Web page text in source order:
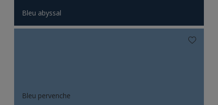
Bleu abyssal
Bleu pervenche